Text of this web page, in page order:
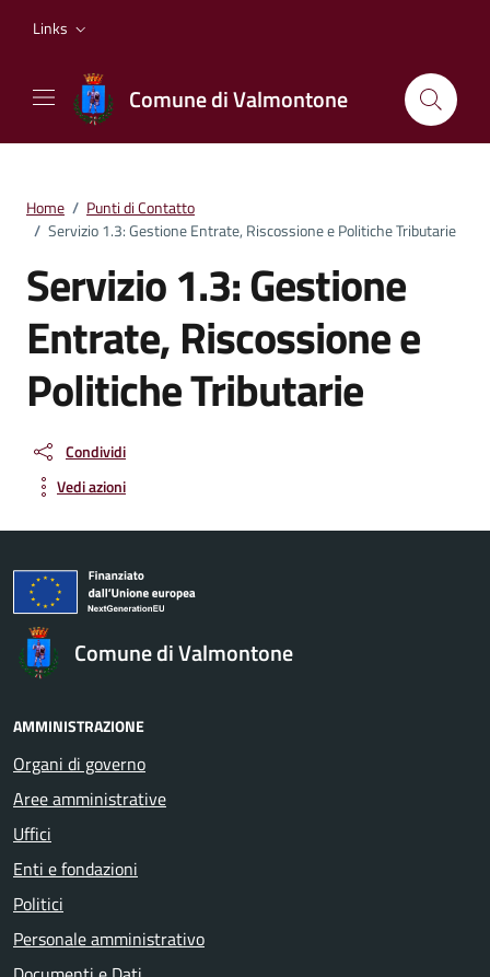
Links
Comune di Valmontone
Home / Punti di Contatto
/ Servizio 1.3: Gestione Entrate, Riscossione e Politiche Tributarie
Servizio 1.3: Gestione
Entrate, Riscossione e
Politiche Tributarie
Condividi
Vedi azioni
Comune di Valmontone
AMMINISTRAZIONE
Organi di governo
Aree amministrative
Uffici
Enti e fondazioni
Politici
Personale amministrativo